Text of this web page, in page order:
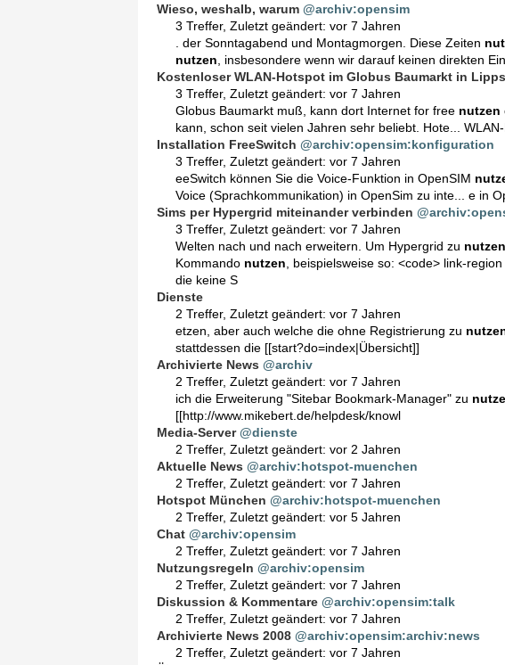
Wieso, weshalb, warum @archiv:opensim
3 Treffer, Zuletzt geändert: vor 7 Jahren
. der Sonntagabend und Montagmorgen. Diese Zeiten
nutzen , insbesondere wenn wir darauf keinen direkten
Kostenloser WLAN-Hotspot im Globus Baumarkt in
3 Treffer, Zuletzt geändert: vor 7 Jahren
Globus Baumarkt muß, kann dort Internet for free nutzen
kann, schon seit vielen Jahren sehr beliebt. Hote...
Installation FreeSwitch @archiv:opensim:konfiguration
3 Treffer, Zuletzt geändert: vor 7 Jahren
eeSwitch können Sie die Voice-Funktion in OpenSIM
Voice (Sprachkommunikation) in OpenSim zu inte... e in
Sims per Hypergrid miteinander verbinden
3 Treffer, Zuletzt geändert: vor 7 Jahren
Welten nach und nach erweitern. Um Hypergrid zu nutzen
Kommando nutzen , beispielsweise so: <code> link-
die keine S
Dienste
2 Treffer, Zuletzt geändert: vor 7 Jahren
etzen, aber auch welche die ohne Registrierung zu
stattdessen die [[start?do=index|Übersicht]]
Archivierte News @archiv
2 Treffer, Zuletzt geändert: vor 7 Jahren
ich die Erweiterung "Sitebar Bookmark-Manager" zu
[[http://www.mikebert.de/helpdesk/knowl
Media-Server @dienste
2 Treffer, Zuletzt geändert: vor 2 Jahren
Aktuelle News @archiv:hotspot-muenchen
2 Treffer, Zuletzt geändert: vor 7 Jahren
Hotspot München @archiv:hotspot-muenchen
2 Treffer, Zuletzt geändert: vor 5 Jahren
Chat @archiv:opensim
2 Treffer, Zuletzt geändert: vor 7 Jahren
Nutzungsregeln @archiv:opensim
2 Treffer, Zuletzt geändert: vor 7 Jahren
Diskussion & Kommentare @archiv:opensim:talk
2 Treffer, Zuletzt geändert: vor 7 Jahren
Archivierte News 2008 @archiv:opensim:archiv:news
2 Treffer, Zuletzt geändert: vor 7 Jahren